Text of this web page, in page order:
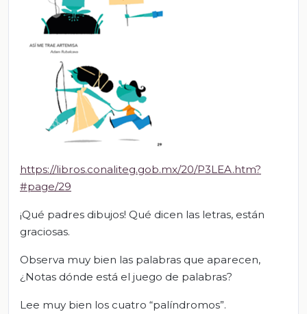
https://libros.conaliteg.gob.mx/20/P3LEA.htm?
#page/29
¡Qué padres dibujos! Qué dicen las letras, están
graciosas.
Observa muy bien las palabras que aparecen,
¿Notas dónde está el juego de palabras?
Lee muy bien los cuatro “palíndromos”.